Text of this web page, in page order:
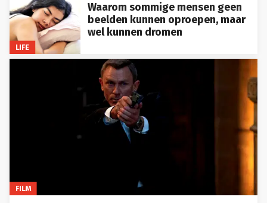
LIFE
Waarom sommige mensen geen
beelden kunnen oproepen, maar
wel kunnen dromen
FILM